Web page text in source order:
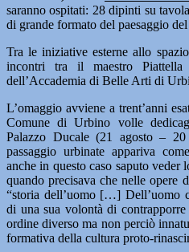
saranno ospitati: 28 dipinti su
di grande formato del paesaggio
Tra le iniziative esterne allo
incontri tra il maestro
dell’Accademia di Belle Arti di
L’omaggio avviene a trent’anni
Comune di Urbino volle
Palazzo Ducale (21 agosto –
passaggio urbinate appariva
anche in questo caso saputo
quando precisava che nelle opere
“storia dell’uomo […] Dell’uomo
di una sua volontà di
ordine diverso ma non perciò
formativa della cultura proto-